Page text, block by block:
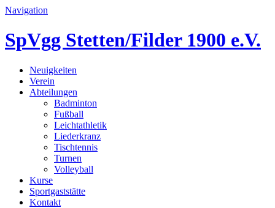
Navigation
SpVgg Stetten/Filder 1900 e.V.
Neuigkeiten
Verein
Abteilungen
Badminton
Fußball
Leichtathletik
Liederkranz
Tischtennis
Turnen
Volleyball
Kurse
Sportgaststätte
Kontakt